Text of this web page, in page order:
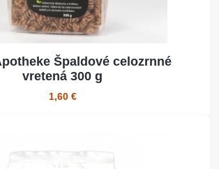
Špaldové celozrnné
vretená 300 g
1,60 €